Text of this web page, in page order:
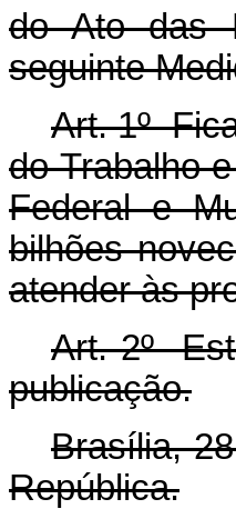
do Ato das
seguinte
Art. 1º
do Trabalho
Federal e
bilhões
atender às
Art. 2º
publicação.
Brasília,
República.